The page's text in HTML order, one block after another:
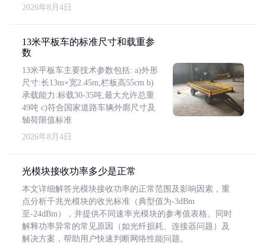
2026年8月4日
13米平板车的标准尺寸和载重参
数
13米平板车主要技术参数包括: a)外形
尺寸:长13m×宽2.45m,栏板高55cm b)
承载能力:标载30-35吨,最大允许总重
49吨 c)符合国家道路车辆外廓尺寸及
轴荷限值标准
2026年8月4日
光模块接收功率多少是正常
本文详细解答光模块接收功率的正常范围及影响因素，重
点分析千兆光模块的收光标准（典型值为-3dBm
至-24dBm），并提供不同速率光模块的参考值表格。同时
解释功率异常的常见原因（如光纤损耗、连接器问题）及
解决方案，帮助用户快速判断网络性能问题。